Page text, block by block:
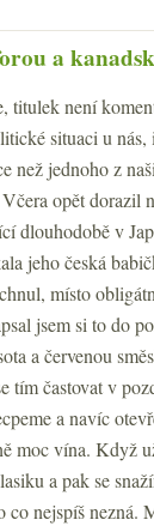
a
titulek není
situaci u
než jednoho z
opět dorazil
dlouhodobě v
jeho česká
místo
jsem si to do
a červenou
tím častovat v
a navíc
moc vína. Když
a pak se
co nejspíš nezná.